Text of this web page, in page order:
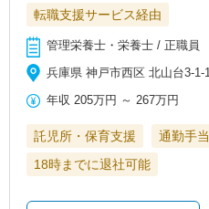
転職支援サービス経由
管理栄養士・栄養士 / 正職員
兵庫県 神戸市西区 北山台3-1-1
年収 205万円 ～ 267万円
託児所・保育支援 通勤手当
18時までに退社可能